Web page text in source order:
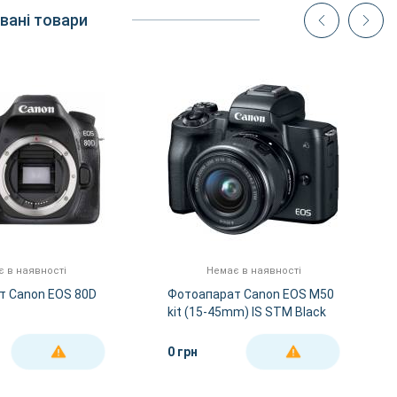
товари
в наявності
Canon EOS 80D
ДЕТАЛЬНІШЕ
Немає в наявності
Фотоапарат Canon EOS M50
kit (15-45mm) IS STM Black
0 грн ДЕТАЛЬНІШЕ